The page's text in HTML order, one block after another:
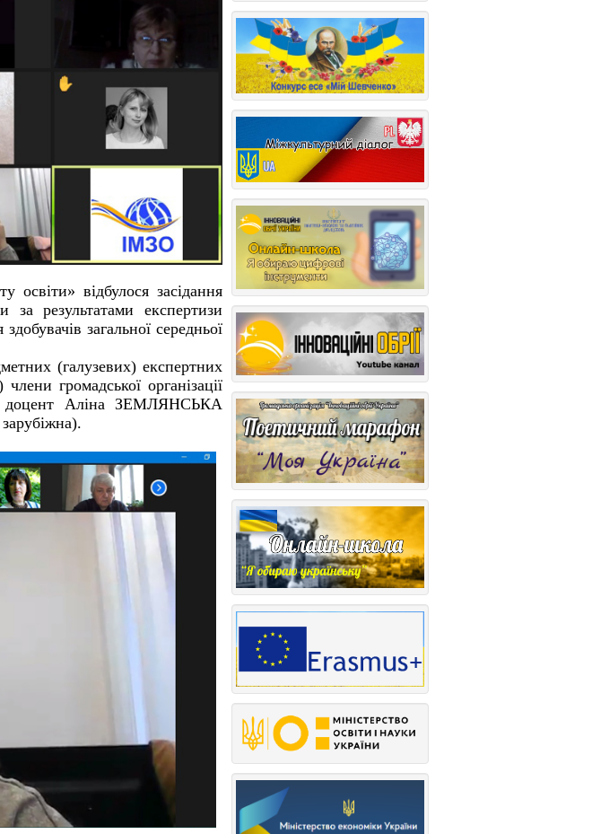
відбулося засідання
за результатами експертизи
загальної середньої
(галузевих) експертних
громадської організації
доцент Аліна ЗЕМЛЯНСЬКА